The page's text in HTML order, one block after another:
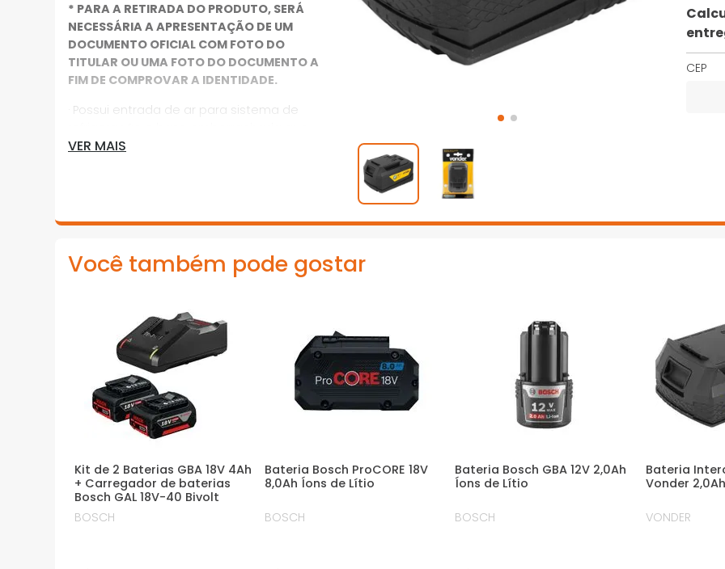
* PARA A RETIRADA DO PRODUTO, SERÁ
NECESSÁRIA A APRESENTAÇÃO DE UM
DOCUMENTO OFICIAL COM FOTO DO
TITULAR OU UMA FOTO DO DOCUMENTO A
FIM DE COMPROVAR A IDENTIDADE.
· Possui entrada de ar para sistema de
ajuda a prevenir riscos em superfícies e
bateria 18 V ICBV 1805 (6004180500) ou
carregador de bateria carga rápida 18 V
· Bateria de íons de lítio, garantindo alta
eficiência de operação
· Possui indicador de nível de carga
*Imagens meramente ilustrativas
VER MAIS
CEP
Você também pode gostar
Kit de 2 Baterias GBA 18V 4Ah
+ Carregador de baterias
Bosch GAL 18V-40 Bivolt
BOSCH
Bateria Bosch ProCORE 18V
8,0Ah Íons de Lítio
BOSCH
Bateria Bosch GBA 12V 2,0Ah
Íons de Lítio
BOSCH
Bateria
Vonder
VONDER